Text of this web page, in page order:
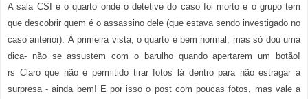
A sala CSI é o quarto onde o detetive do caso foi morto e o grupo tem
que descobrir quem é o assassino dele (que estava sendo investigado no
caso anterior). À primeira vista, o quarto é bem normal, mas só dou uma
dica- não se assustem com o barulho quando apertarem um botão!
rs Claro que não é permitido tirar fotos lá dentro para não estragar a
surpresa - ainda bem! E por isso o post com poucas fotos, mas vale a